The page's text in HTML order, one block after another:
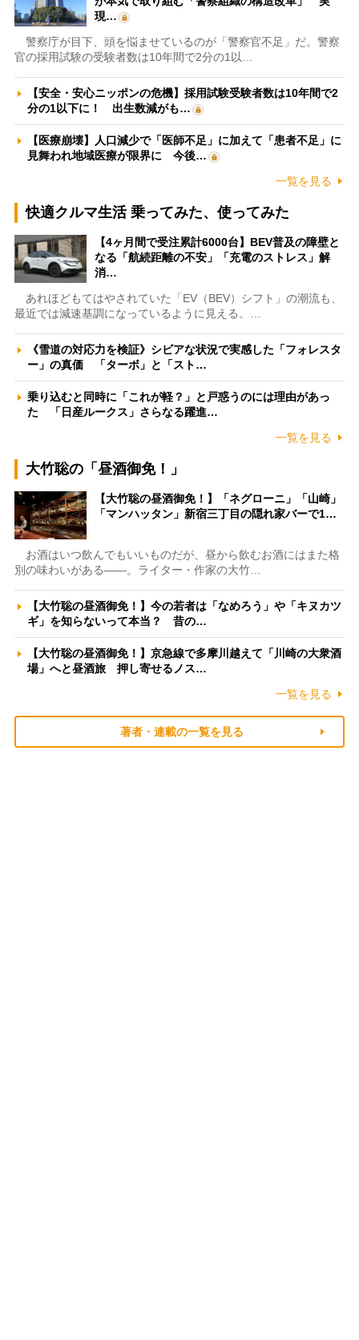
現…
警察庁が目下、頭を悩ませているのが「警察官不足」だ。警察
官の採用試験の受験者数は10年間で2分の1以…
【安全・安心ニッポンの危機】採用試験受験者数は10年間で2
分の1以下に！ 出生数減がも…
【医療崩壊】人口減少で「医師不足」に加えて「患者不足」に
見舞われ地域医療が限界に 今後…
一覧を見る
快適クルマ生活 乗ってみた、使ってみた
【4ヶ月間で受注累計6000台】BEV普及の障壁と
なる「航続距離の不安」「充電のストレス」解
消…
あれほどもてはやされていた「EV（BEV）シフト」の潮流も、
最近では減速基調になっているように見える。…
《雪道の対応力を検証》シビアな状況で実感した「フォレスタ
ー」の真価 「ターボ」と「スト…
乗り込むと同時に「これが軽？」と戸惑うのには理由があっ
た 「日産ルークス」さらなる躍進…
一覧を見る
大竹聡の「昼酒御免！」
【大竹聡の昼酒御免！】「ネグローニ」「山崎」
「マンハッタン」新宿三丁目の隠れ家バーで1…
お酒はいつ飲んでもいいものだが、昼から飲むお酒にはまた格
別の味わいがある――。ライター・作家の大竹…
【大竹聡の昼酒御免！】今の若者は「なめろう」や「キヌカツ
ギ」を知らないって本当？ 昔の…
【大竹聡の昼酒御免！】京急線で多摩川越えて「川崎の大衆酒
場」へと昼酒旅 押し寄せるノス…
一覧を見る
著者・連載の一覧を見る